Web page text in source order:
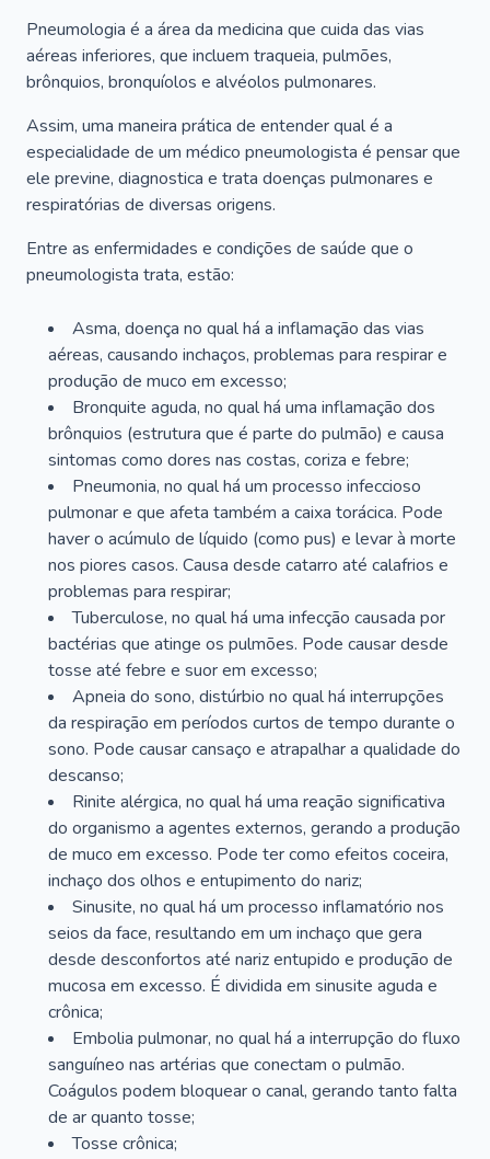
Pneumologia é a área da medicina que cuida das vias
aéreas inferiores, que incluem traqueia, pulmões,
brônquios, bronquíolos e alvéolos pulmonares.
Assim, uma maneira prática de entender qual é a
especialidade de um médico pneumologista é pensar que
ele previne, diagnostica e trata doenças pulmonares e
respiratórias de diversas origens.
Entre as enfermidades e condições de saúde que o
pneumologista trata, estão:
Asma, doença no qual há a inflamação das vias
aéreas, causando inchaços, problemas para respirar e
produção de muco em excesso;
Bronquite aguda, no qual há uma inflamação dos
brônquios (estrutura que é parte do pulmão) e causa
sintomas como dores nas costas, coriza e febre;
Pneumonia, no qual há um processo infeccioso
pulmonar e que afeta também a caixa torácica. Pode
haver o acúmulo de líquido (como pus) e levar à morte
nos piores casos. Causa desde catarro até calafrios e
problemas para respirar;
Tuberculose, no qual há uma infecção causada por
bactérias que atinge os pulmões. Pode causar desde
tosse até febre e suor em excesso;
Apneia do sono, distúrbio no qual há interrupções
da respiração em períodos curtos de tempo durante o
sono. Pode causar cansaço e atrapalhar a qualidade do
descanso;
Rinite alérgica, no qual há uma reação significativa
do organismo a agentes externos, gerando a produção
de muco em excesso. Pode ter como efeitos coceira,
inchaço dos olhos e entupimento do nariz;
Sinusite, no qual há um processo inflamatório nos
seios da face, resultando em um inchaço que gera
desde desconfortos até nariz entupido e produção de
mucosa em excesso. É dividida em sinusite aguda e
crônica;
Embolia pulmonar, no qual há a interrupção do fluxo
sanguíneo nas artérias que conectam o pulmão.
Coágulos podem bloquear o canal, gerando tanto falta
de ar quanto tosse;
Tosse crônica;